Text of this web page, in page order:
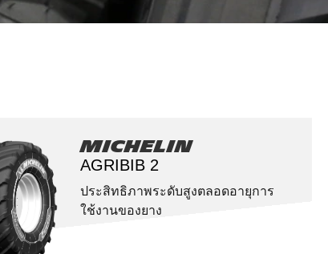
อากาศยาน
Michelin
AGRIBIB 2
ประสิทธิภาพระดับสูงตลอดอายุการ
ใช้งานของยาง